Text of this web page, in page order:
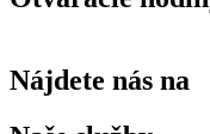
Nájdete nás na